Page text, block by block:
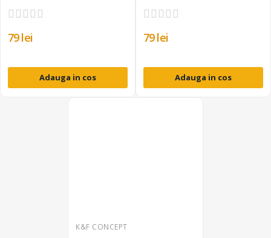
79 lei
Adauga in cos
79 lei
Adauga in cos
K&F CONCEPT